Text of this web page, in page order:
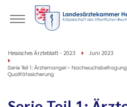
Hessisches Ärzteblatt - 2023 Juni 2023
Serie Teil 1: Ärztemangel –
Qualitätssicherung